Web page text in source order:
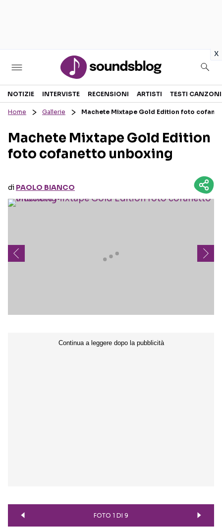
x
Sezioni
RECENSIONI MUSICALI
INTERVISTE
TESTI CANZONI
TOUR ED EVENTI
NOTIZIE INTERVISTE RECENSIONI ARTISTI TESTI CANZONI
Home Gallerie Machete Mixtape Gold Edition foto
Machete Mixtape Gold Edition
foto cofanetto unboxing
di PAOLO BIANCO
FOTO 1 DI 9